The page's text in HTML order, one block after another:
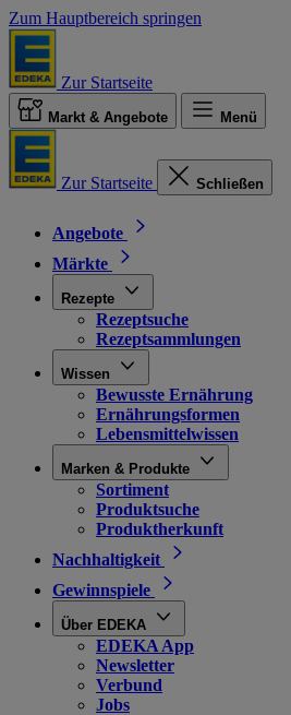
Zum Hauptbereich springen
Zur Startseite
Markt & Angebote Menü
Zur Startseite Schließen
Angebote
Märkte
Rezepte
Rezeptsuche
Rezeptsammlungen
Wissen
Bewusste Ernährung
Ernährungsformen
Lebensmittelwissen
Marken & Produkte
Sortiment
Produktsuche
Produktherkunft
Nachhaltigkeit
Gewinnspiele
Über EDEKA
EDEKA App
Newsletter
Verbund
Jobs